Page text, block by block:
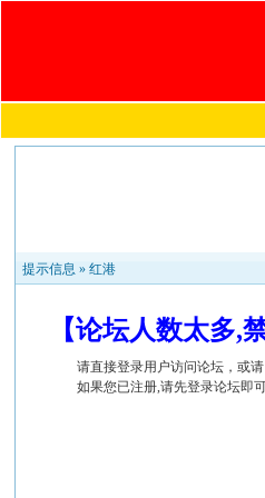
提示信息 »红港
【论坛人数太多
请直接登录用户访问论坛，或请
如果您已注册,请先登录论坛即